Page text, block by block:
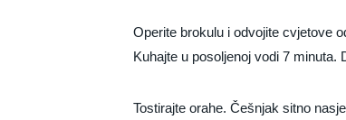
Operite brokulu i odvojite cvjetove
Kuhajte u posoljenoj vodi 7 minuta.
Tostirajte orahe. Češnjak sitno